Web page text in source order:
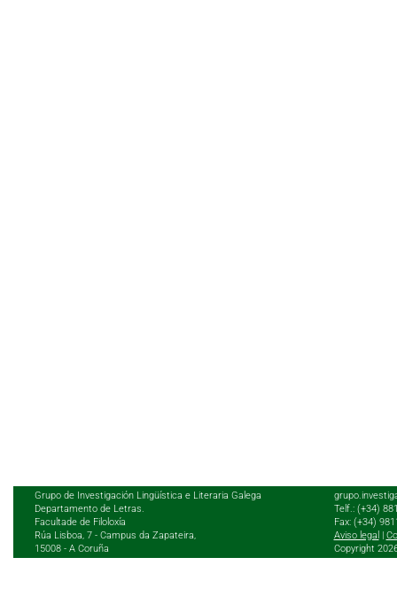
Grupo de Investigación Lingüística e Literaria Galega
Departamento de Letras.
Facultade de Filoloxía
Rúa Lisboa, 7 - Campus da Zapateira,
15008 - A Coruña
Telf.: (+34)
Fax: (+34)
Aviso legal
Copyright